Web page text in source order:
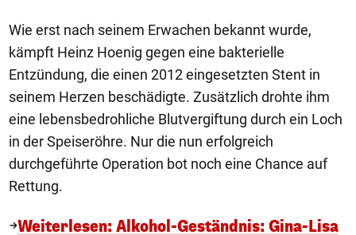
Wie erst nach seinem Erwachen bekannt wurde,
kämpft Heinz Hoenig gegen eine bakterielle
Entzündung, die einen 2012 eingesetzten Stent in
seinem Herzen beschädigte. Zusätzlich drohte ihm
eine lebensbedrohliche Blutvergiftung durch ein Loch
in der Speiseröhre. Nur die nun erfolgreich
durchgeführte Operation bot noch eine Chance auf
Rettung.
Weiterlesen: Alkohol-Geständnis: Gina-Lisa